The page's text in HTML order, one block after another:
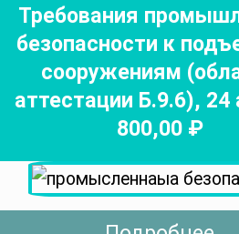
Требования
безопасности к
сооружениям
аттестации Б.9.6), 24
800,00 ₽